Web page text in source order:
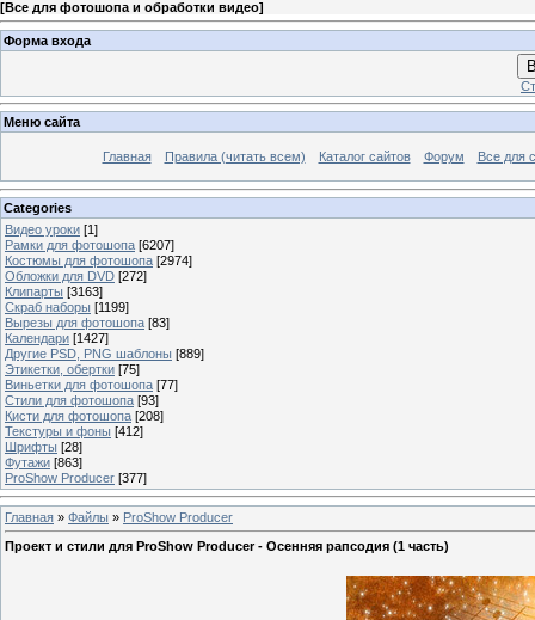
[Все для фотошопа и обработки видео]
Форма входа
Меню сайта
Главная Правила (читать всем) Каталог сайтов Форум Все для
Categories
Видео уроки [1]
Рамки для фотошопа [6207]
Костюмы для фотошопа [2974]
Обложки для DVD [272]
Клипарты [3163]
Скраб наборы [1199]
Вырезы для фотошопа [83]
Календари [1427]
Другие PSD, PNG шаблоны [889]
Этикетки, обертки [75]
Виньетки для фотошопа [77]
Стили для фотошопа [93]
Кисти для фотошопа [208]
Текстуры и фоны [412]
Шрифты [28]
Футажи [863]
ProShow Producer [377]
Главная » Файлы » ProShow Producer
Проект и стили для ProShow Producer - Осенняя рапсодия (1 часть)